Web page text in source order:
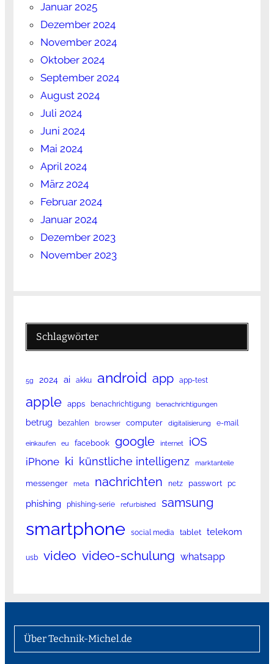
Januar 2025
Dezember 2024
November 2024
Oktober 2024
September 2024
August 2024
Juli 2024
Juni 2024
Mai 2024
April 2024
März 2024
Februar 2024
Januar 2024
Dezember 2023
November 2023
Schlagwörter
5g 2024 ai akku android app app-test
apple apps benachrichtigung benachrichtigungen
betrug bezahlen browser computer digitalisierung e-mail
einkaufen eu facebook google internet iOS
iPhone ki künstliche intelligenz marktanteile
messenger meta nachrichten netz passwort pc
phishing phishing-serie refurbished samsung
smartphone social media tablet telekom
usb video video-schulung whatsapp
Über Technik-Michel.de